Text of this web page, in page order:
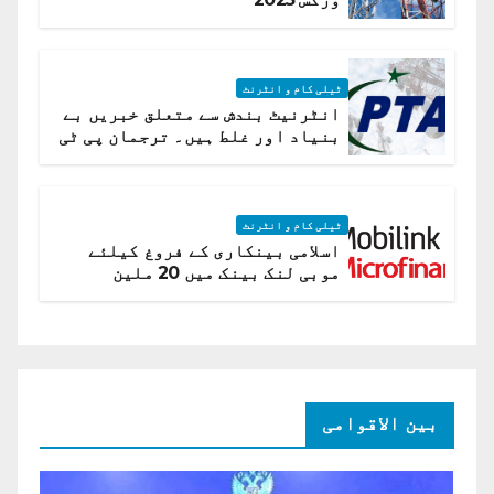
ٹیلی کام و انٹرنٹ
انٹرنیٹ بندش سے متعلق خبریں بے
بنیاد اور غلط ہیں۔ ترجمان پی ٹی
ٹیلی کام و انٹرنٹ
اسلامی بینکاری کے فروغ کیلئے
موبی لنک بینک میں 20 ملین
بین الاقوامی